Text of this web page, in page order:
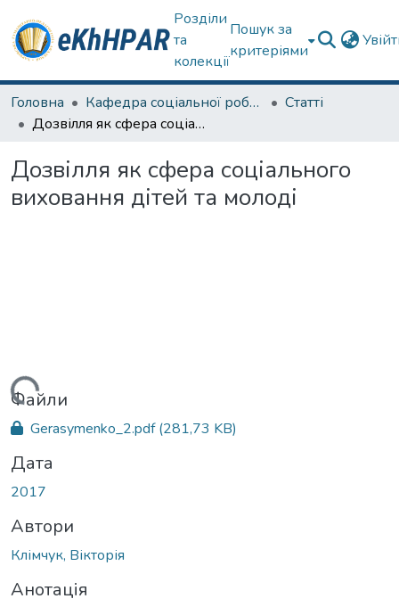
Розділи
та
колекції
Пошук за
критеріями
Головна Кафедра соціальної роботи
Статті
Дозвілля як сфера соціального виховання дітей та молоді
Дозвілля як сфера соціального
виховання дітей та молоді
Файли
Gerasymenko_2.pdf(281,73 KB)
Дата
2017
Автори
Клімчук, Вікторія
Анотація